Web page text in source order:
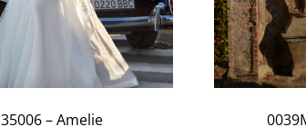
35006 – Amelie